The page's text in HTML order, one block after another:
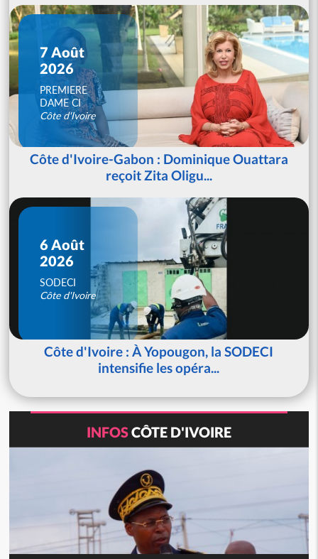
7 Août
2026
PREMIERE
DAME CI
Côte d'Ivoire
Côte d'Ivoire-Gabon : Dominique Ouattara
reçoit Zita Oligu...
6 Août
2026
SODECI
Côte d'Ivoire
Côte d'Ivoire : À Yopougon, la SODECI
intensifie les opéra...
INFOSCÔTE D'IVOIRE